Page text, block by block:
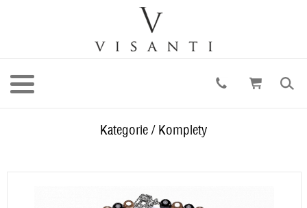
Kategorie / Komplety